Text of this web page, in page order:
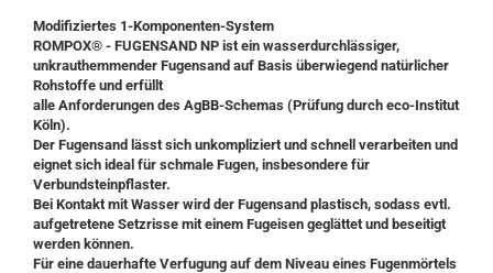
Modifiziertes 1-Komponenten-System
ROMPOX® - FUGENSAND NP ist ein wasserdurchlässiger,
unkrauthemmender Fugensand auf Basis überwiegend natürlicher
Rohstoffe und erfüllt
alle Anforderungen des AgBB-Schemas (Prüfung durch eco-Institut
Köln).
Der Fugensand lässt sich unkompliziert und schnell verarbeiten und
eignet sich ideal für schmale Fugen, insbesondere für
Verbundsteinpflaster.
Bei Kontakt mit Wasser wird der Fugensand plastisch, sodass evtl.
aufgetretene Setzrisse mit einem Fugeisen geglättet und beseitigt
werden können.
Für eine dauerhafte Verfugung auf dem Niveau eines Fugenmörtels